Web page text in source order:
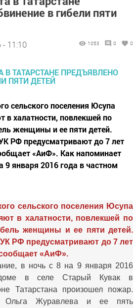
в гибели пяти
- 11:10 1053 0 0
сельского поселения Юсупа
в халатности, повлекшей по
женщины и ее пяти детей.
РФ предусматривают до 7 лет
«АиФ». Как напоминает
9 января 2016 года в частном
сельского поселения Юсупа
в халатности, повлекшей по
женщины и ее пяти детей.
УК РФ предусматривают до 7 лет
«АиФ».
в ночь с 8 на 9 января 2016
в селе Старый Кувак в
Татарстана произошел пожар.
Ольга Журавлева и ее пять